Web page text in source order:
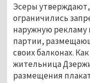
Эсеры
ограничились
наружную рекламу
партии,
своих балконах.
жительница
размещения